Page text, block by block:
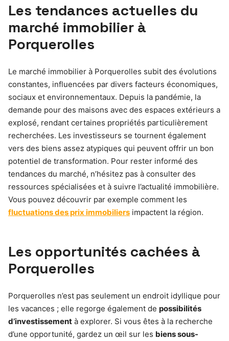
Les tendances actuelles du
marché immobilier à
Porquerolles
Le marché immobilier à Porquerolles subit des évolutions
constantes, influencées par divers facteurs économiques,
sociaux et environnementaux. Depuis la pandémie, la
demande pour des maisons avec des espaces extérieurs a
explosé, rendant certaines propriétés particulièrement
recherchées. Les investisseurs se tournent également
vers des biens assez atypiques qui peuvent offrir un bon
potentiel de transformation. Pour rester informé des
tendances du marché, n’hésitez pas à consulter des
ressources spécialisées et à suivre l’actualité immobilière.
Vous pouvez découvrir par exemple comment les
fluctuations des prix immobiliers impactent la région.
Les opportunités cachées à
Porquerolles
Porquerolles n’est pas seulement un endroit idyllique pour
les vacances ; elle regorge également de possibilités
d’investissement à explorer. Si vous êtes à la recherche
d’une opportunité, gardez un œil sur les biens sous-